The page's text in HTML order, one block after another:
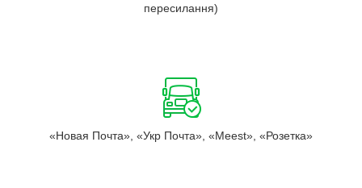
пересилання)
«Новая Почта», «Укр Почта», «Meest», «Розетка»